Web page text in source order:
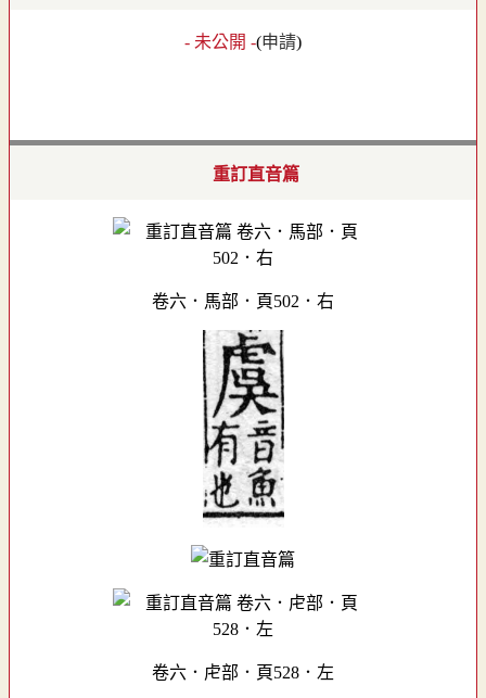
- 未公開 -(申請)
重訂直音篇
卷六．馬部．頁502．右
卷六．虍部．頁528．左